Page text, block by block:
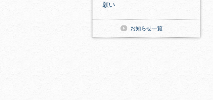
願い
お知らせ一覧